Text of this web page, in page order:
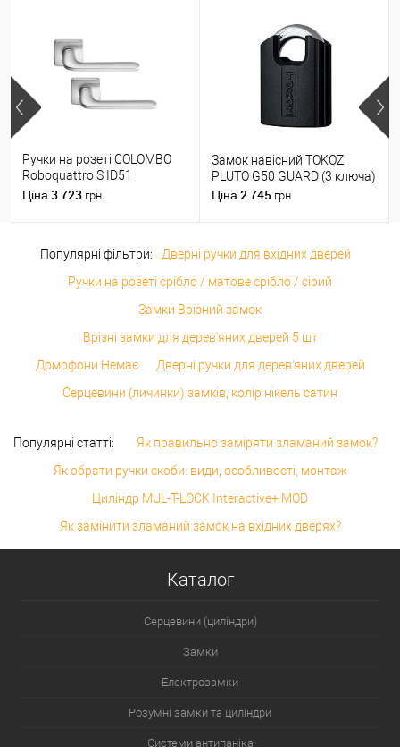
Ручки на розеті COLOMBO
Roboquattro S ID51
(PT19BZG-PT13) матовий
Ціна 3 723 грн.
Замок навісний TOKOZ
PLUTO G50 GUARD (3 ключа)
Ціна 2 745 грн.
Популярні фільтри:
Дверні ручки для вхідних дверей
Ручки на розеті срібло / матове срібло / сірий
Замки Врізний замок
Врізні замки для дерев'яних дверей 5 шт
Домофони Немає
Дверні ручки для дерев'яних дверей
Серцевини (личинки) замків, колір нікель сатин
Популярні статті:
Як правильно заміряти зламаний замок?
Як обрати ручки скоби: види, особливості, монтаж
Циліндр MUL-T-LOCK Interactive+ MOD
Як замінити зламаний замок на вхідних дверях?
Каталог
Серцевини (циліндри)
Замки
Електрозамки
Розумні замки та циліндри
Системи антипаніка